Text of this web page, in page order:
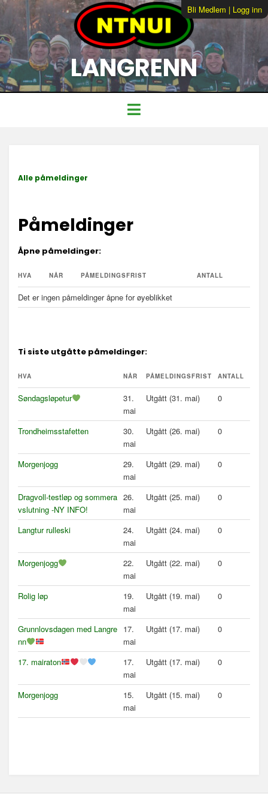
LANGRENN
Bli Medlem | Logg inn
Alle påmeldinger
Påmeldinger
Åpne påmeldinger:
HVA NÅR PÅMELDINGSFRIST ANTALL
Det er ingen påmeldinger åpne for øyeblikket
Ti siste utgåtte påmeldinger:
HVA NÅR PÅMELDINGSFRIST ANTALL
Søndagsløpetur
31.
mai
Utgått (31. mai) 0
Trondheimsstafetten
30.
mai
Utgått (26. mai) 0
Morgenjogg
29.
mai
Utgått (29. mai) 0
Dragvoll-testløp og sommera
vslutning -NY INFO!
26.
mai
Utgått (25. mai) 0
Langtur rulleski
24.
mai
Utgått (24. mai) 0
Morgenjogg
22.
mai
Utgått (22. mai) 0
Rolig løp
19.
mai
Utgått (19. mai) 0
Grunnlovsdagen med Langre
nn
17.
mai
Utgått (17. mai) 0
17. mairaton
17.
mai
Utgått (17. mai) 0
Morgenjogg
15.
mai
Utgått (15. mai) 0